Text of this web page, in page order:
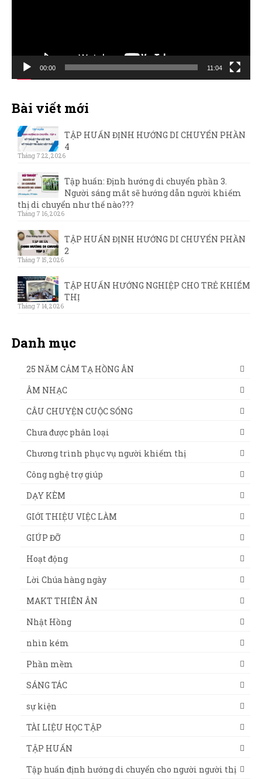
00:00 11:04
Bài viết mới
TẬP HUẤN ĐỊNH HƯỚNG DI CHUYỂN PHẦN
4
Tháng 7 22, 2026
Tập huấn: Định hướng di chuyển phần 3.
Người sáng mắt sẽ hướng dẫn người khiếm
thị di chuyển như thế nào???
Tháng 7 16, 2026
TẬP HUẤN ĐỊNH HƯỚNG DI CHUYỂN PHẦN
2
Tháng 7 15, 2026
TẬP HUẤN HƯỚNG NGHIỆP CHO TRẺ KHIẾM
THỊ
Tháng 7 14, 2026
Danh mục
25 NĂM CẢM TẠ HỒNG ÂN
ÂM NHẠC
CÂU CHUYỆN CUỘC SỐNG
Chưa được phân loại
Chương trình phục vụ người khiếm thị
Công nghệ trợ giúp
DẠY KÈM
GIỚI THIỆU VIỆC LÀM
GIÚP ĐỠ
Hoạt động
Lời Chúa hàng ngày
MAKT THIÊN ÂN
Nhật Hồng
nhìn kém
Phần mềm
SÁNG TÁC
sự kiện
TÀI LIỆU HỌC TẬP
TẬP HUẤN
Tập huấn định hướng di chuyển cho người người thị